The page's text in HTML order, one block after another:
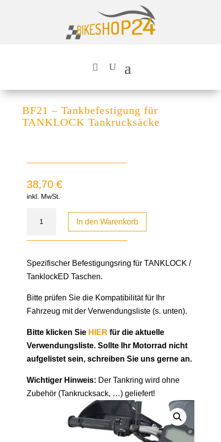
BF21 – Tankbefestigung für
TANKLOCK Tankrucksäcke
38,70 €
inkl. MwSt.
In den Warenkorb
Spezifischer Befestigungsring für TANKLOCK /
TanklockED Taschen.
Bitte prüfen Sie die Kompatibilität für Ihr
Fahrzeug mit der Verwendungsliste (s. unten).
Bitte klicken Sie HIER für die aktuelle
Verwendungsliste. Sollte Ihr Motorrad nicht
aufgelistet sein, schreiben Sie uns gerne an.
Wichtiger Hinweis: Der Tankring wird ohne
Zubehör (Tankrucksack, …) geliefert!